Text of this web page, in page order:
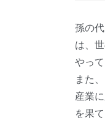
孫の
は、
やっ
また
産業
を果